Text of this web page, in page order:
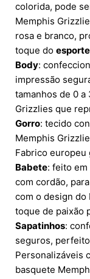
colorida, pode
Memphis
rosa e branco,
toque do esporte
Body:
impressão
tamanhos de 0 a
Grizzlies que
Gorro: tecido
Memphis
Fabrico europeu
Babete: feito
com cordão,
com o design do
toque de paixão
Sapatinhos:
seguros,
Personalizáveis
basquete